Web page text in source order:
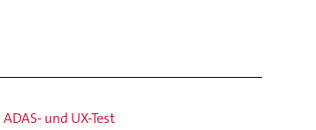
ADAS- und UX-Test